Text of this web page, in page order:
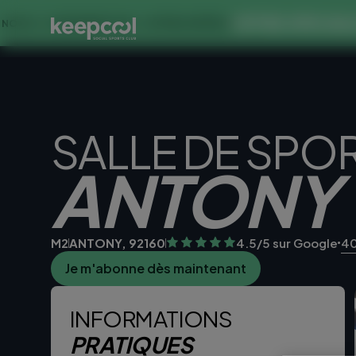
À 0€ << OFFRE LIMITÉE ☀️ OFFRE SPECIALE DANS
SALLE DE
ANTONY
M2ANTONY, 92160 4.5/5 sur Google
Je m'abonne dès maintenant
INFORMATIONS
PRATIQUES